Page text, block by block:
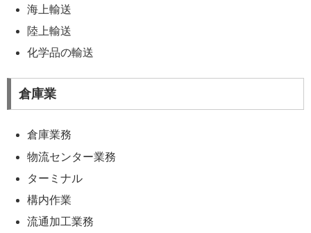
海上輸送
陸上輸送
化学品の輸送
倉庫業
倉庫業務
物流センター業務
ターミナル
構内作業
流通加工業務